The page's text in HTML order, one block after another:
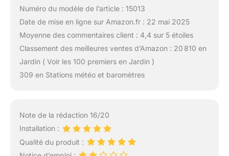
Numéro du modèle de l’article : 15013
Date de mise en ligne sur Amazon.fr : 22 mai 2025
Moyenne des commentaires client : 4,4 sur 5 étoiles
Classement des meilleures ventes d’Amazon : 20 810 en
Jardin ( Voir les 100 premiers en Jardin )
309 en Stations météo et baromètres
Note de la rédaction 16/20
Installation :
Qualité du produit :